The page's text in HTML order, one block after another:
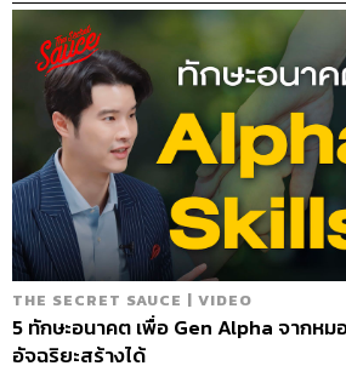
THE SECRET SAUCE | VIDEO
5 ทักษะอนาคต เพื่อ Gen Alpha จากห
อัจฉริยะสร้างได้